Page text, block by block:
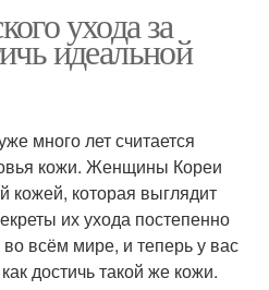
ухода за
идеальной
много лет считается
кожи. Женщины Кореи
кожей, которая выглядит
их ухода постепенно
всём мире, и теперь у вас
достичь такой же кожи.